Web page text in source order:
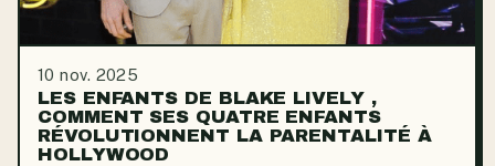
10 nov. 2025
LES ENFANTS DE BLAKE LIVELY ,
COMMENT SES QUATRE ENFANTS
RÉVOLUTIONNENT LA PARENTALITÉ À
HOLLYWOOD